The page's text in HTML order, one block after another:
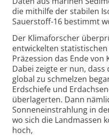
die mithilfe der stabilen
Sauerstoff-16 bestimmt
Der Klimaforscher
entwickelten
Präzession das Ende von
Dabei zeigte er nun,
global zu schmelzen
Erdschiefe und
überlagerten. Dann
Sonneneinstrahlung in
wo sich die Landmassen
hoch,